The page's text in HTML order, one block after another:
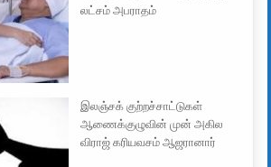
லட்சம் அபராதம்
இலஞ்சக் குற்றச்சாட்டுகள்
ஆணைக்குழுவின் முன் அகில
விராஜ் கரியவசம் ஆஜரானார்